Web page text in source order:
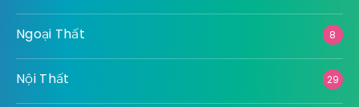
Ngoại Thất 8
Nội Thất 29